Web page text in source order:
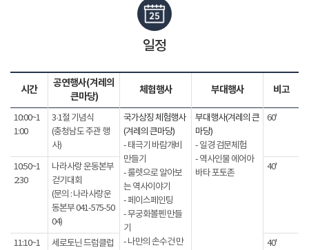
일정
시간
공연행사(겨레의
큰마당)
체험행사 부대행사 비고
10:00~1
1:00
3·1절 기념식
(충청남도 주관 행
사)
국가상징 체험행사
(겨레의 큰마당)
- 태극기 바람개비
만들기
- 룰렛으로 알아보
는 역사이야기
- 페이스페인팅
- 무궁화볼펜 만들
기
- 나만의 손수건 만
부대행사(겨레의 큰
마당)
- 일경 검문체험
- 역사인물 에어아
바타 포토존
60'
10:50~1
2:30
나라사랑 운동본부
걷기대회
(문의 : 나라사랑운
동본부 041-575-50
04)
40'
11:10~1
세로토닌 드럼클럽
40'